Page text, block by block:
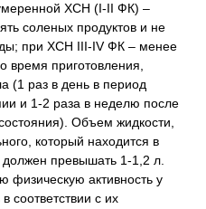
ХСН (I-II ФК) –
соленых продуктов и не
при ХСН III-IV ФК – менее
время приготовления,
(1 раз в день в период
и 1-2 раза в неделю после
Объем жидкости,
который находится в
превышать 1-1,2 л.
физическую активность у
соответствии с их